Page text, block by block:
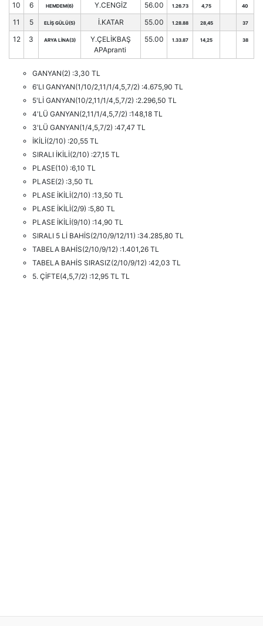
10 6 HEMDEM(6) Y.CENGİZ 56.00 1.26.73 4,75 40
11 5 ELİŞ GÜLÜ(5) İ.KATAR 55.00 1.28.88 28,45 37
12 3 ARYA LİNA(3)
Y.ÇELİKBAŞ
APApranti
55.00 1.33.87 14,25 38
GANYAN(2) :3,30 TL
6'LI GANYAN(1/10/2,11/1/4,5,7/2) :4.675,90 TL
5'Lİ GANYAN(10/2,11/1/4,5,7/2) :2.296,50 TL
4'LÜ GANYAN(2,11/1/4,5,7/2) :148,18 TL
3'LÜ GANYAN(1/4,5,7/2) :47,47 TL
İKİLİ(2/10) :20,55 TL
SIRALI İKİLİ(2/10) :27,15 TL
PLASE(10) :6,10 TL
PLASE(2) :3,50 TL
PLASE İKİLİ(2/10) :13,50 TL
PLASE İKİLİ(2/9) :5,80 TL
PLASE İKİLİ(9/10) :14,90 TL
SIRALI 5 Lİ BAHİS(2/10/9/12/11) :34.285,80 TL
TABELA BAHİS(2/10/9/12) :1.401,26 TL
TABELA BAHİS SIRASIZ(2/10/9/12) :42,03 TL
5. ÇİFTE(4,5,7/2) :12,95 TL TL